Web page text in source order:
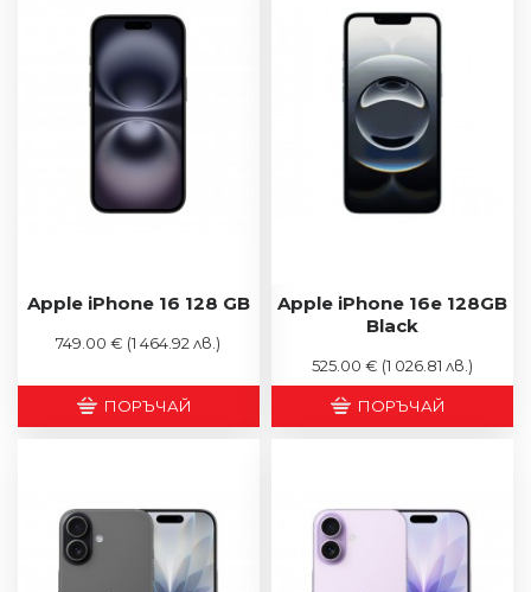
Apple iPhone 16 128 GB
749.00 € (1 464.92 лв.)
ПОРЪЧАЙ
Apple iPhone 16e 128GB
Black
525.00 € (1 026.81 лв.)
ПОРЪЧАЙ